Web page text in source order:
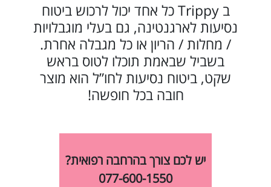
ב Trippy כל אחד יכול לרכוש ביטוח
נסיעות לארגנטינה, גם בעלי מוגבלויות
/ מחלות / הריון או כל מגבלה אחרת.
בשביל שבאמת תוכלו לטוס בראש
שקט, ביטוח נסיעות לחו”ל הוא מוצר
חובה בכל חופשה!
יש לכם צורך בהרחבה רפואית?
077-600-1550